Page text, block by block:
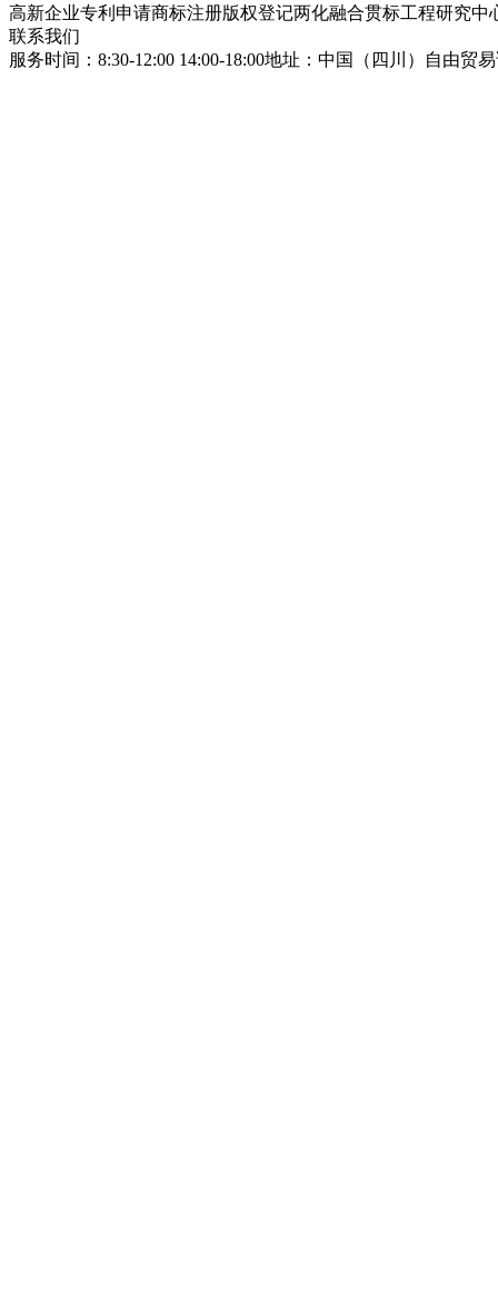
高新企业专利申请商标注册版权登记两化融合贯标工程研究中
联系我们
服务时间：8:30-12:00 14:00-18:00地址：中国（四川）自由贸